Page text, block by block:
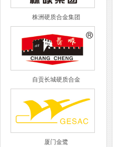
株洲硬质合金集团
自贡长城硬质合金
厦门金鹭